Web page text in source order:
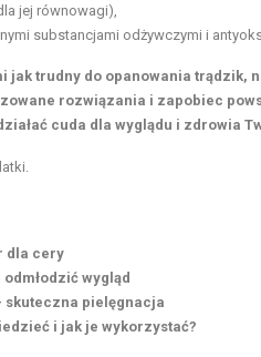
jej równowagi),
substancjami odżywczymi i
trudny do opanowania trądzik,
rozwiązania i zapobiec
cuda dla wyglądu i zdrowia
dla cery
wygląd
skuteczna pielęgnacja
i jak je wykorzystać?